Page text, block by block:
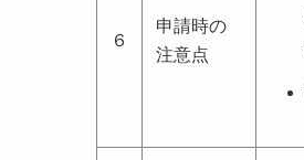
６
申請時の
注意点